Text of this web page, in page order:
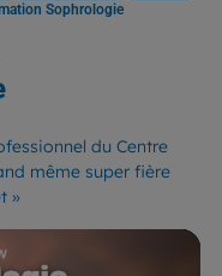
Sophrologie
du Centre
même super fière
»